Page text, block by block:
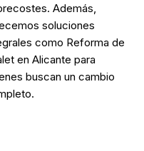
Además,
soluciones
como Reforma de
en Alicante para
buscan un cambio